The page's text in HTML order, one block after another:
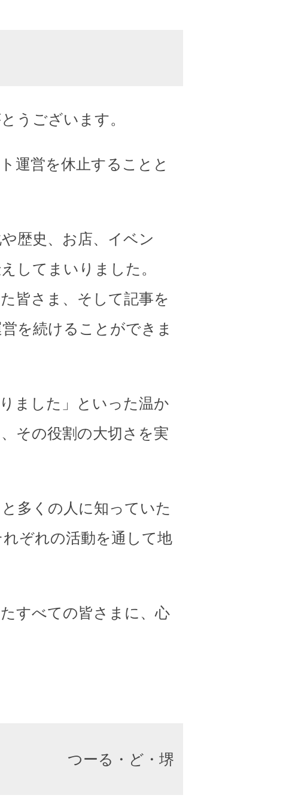
うございます。
運営を休止することと
歴史、お店、イベン
してまいりました。
皆さま、そして記事を
を続けることができま
ました」といった温か
その役割の大切さを実
多くの人に知っていた
ぞれの活動を通して地
すべての皆さまに、心
つーる・ど・堺